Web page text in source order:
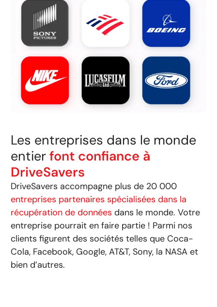
Les entreprises dans le monde
entierfont confiance à
DriveSavers
DriveSavers accompagne plus de 20 000
entreprises partenaires spécialisées dans la
récupération de données dans le monde. Votre
entreprise pourrait en faire partie ! Parmi nos
clients figurent des sociétés telles que Coca-
Cola, Facebook, Google, AT&T, Sony, la NASA et
bien d’autres.